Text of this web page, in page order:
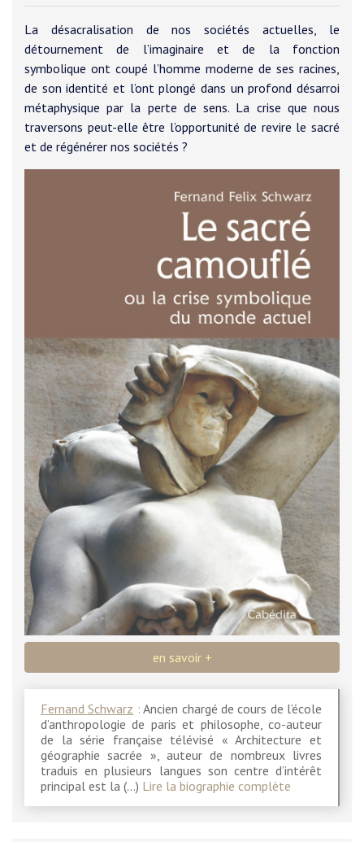
La désacralisation de nos sociétés actuelles, le
détournement de l’imaginaire et de la fonction
symbolique ont coupé l’homme moderne de ses racines,
de son identité et l’ont plongé dans un profond désarroi
métaphysique par la perte de sens. La crise que nous
traversons peut-elle être l’opportunité de revire le sacré
et de régénérer nos sociétés ?
en savoir +
Fernand Schwarz : Ancien chargé de cours de l’école
d’anthropologie de paris et philosophe, co-auteur
de la série française télévisé « Architecture et
géographie sacrée », auteur de nombreux livres
traduis en plusieurs langues son centre d’intérêt
principal est la (…) Lire la biographie complète